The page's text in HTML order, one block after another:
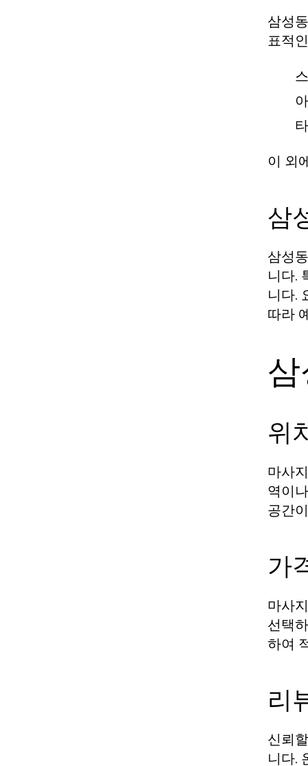
삼성
표적
이 외
삼
삼성
니다.
니다.
따라
위
마사
역이
공간
가
마사
선택
하여
리
신뢰
니다.